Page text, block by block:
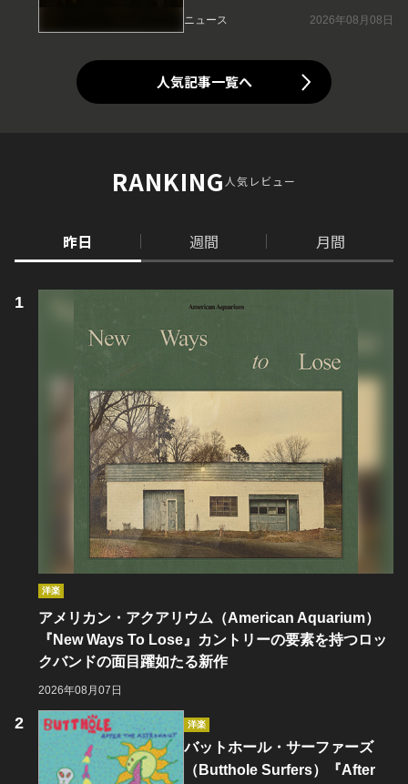
ニュース 2026年08月08日
人気記事一覧へ
RANKING人気レビュー
昨日 週間 月間
洋楽
アメリカン・アクアリウム（American Aquarium）
『New Ways To Lose』カントリーの要素を持つロッ
クバンドの面目躍如たる新作
2026年08月07日
洋楽
バットホール・サーファーズ
（Butthole Surfers）『After